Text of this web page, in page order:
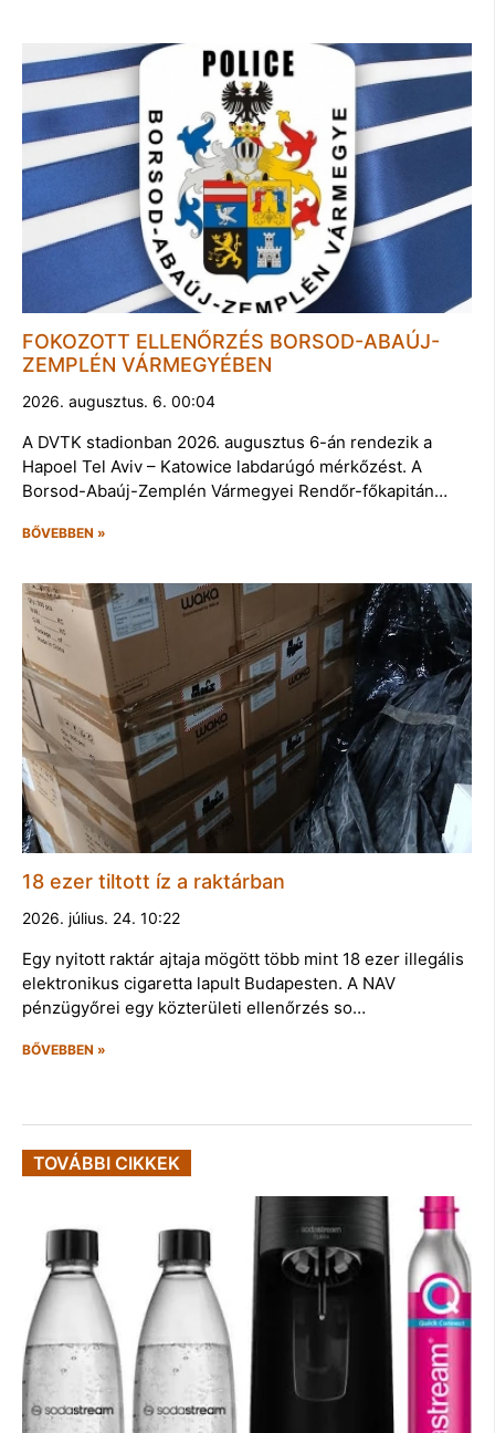
FOKOZOTT ELLENŐRZÉS BORSOD-ABAÚJ-
ZEMPLÉN VÁRMEGYÉBEN
2026. augusztus. 6. 00:04
A DVTK stadionban 2026. augusztus 6-án rendezik a
Hapoel Tel Aviv – Katowice labdarúgó mérkőzést. A
Borsod-Abaúj-Zemplén Vármegyei Rendőr-főkapitán…
BŐVEBBEN »
18 ezer tiltott íz a raktárban
2026. július. 24. 10:22
Egy nyitott raktár ajtaja mögött több mint 18 ezer illegális
elektronikus cigaretta lapult Budapesten. A NAV
pénzügyőrei egy közterületi ellenőrzés so…
BŐVEBBEN »
TOVÁBBI CIKKEK